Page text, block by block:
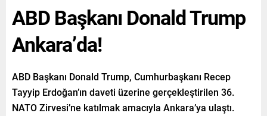
ABD Başkanı Donald Trump
Ankara’da!
ABD Başkanı Donald Trump, Cumhurbaşkanı Recep
Tayyip Erdoğan’ın daveti üzerine gerçekleştirilen 36.
NATO Zirvesi’ne katılmak amacıyla Ankara’ya ulaştı.